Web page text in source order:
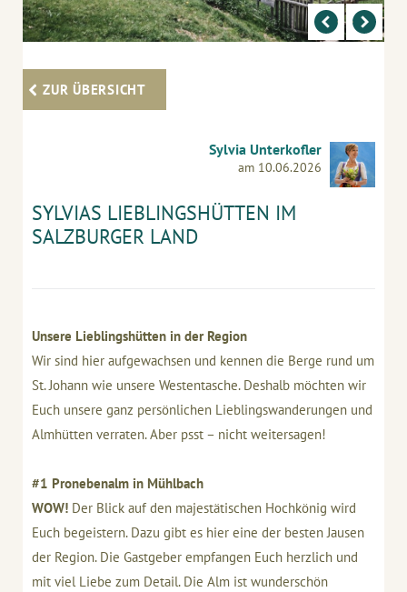
ZUR ÜBERSICHT
Sylvia Unterkofler
am 10.06.2026
SYLVIAS LIEBLINGSHÜTTEN IM
SALZBURGER LAND
Unsere Lieblingshütten in der Region
Wir sind hier aufgewachsen und kennen die Berge rund um
St. Johann wie unsere Westentasche. Deshalb möchten wir
Euch unsere ganz persönlichen Lieblingswanderungen und
Almhütten verraten. Aber psst – nicht weitersagen!
#1 Pronebenalm in Mühlbach
WOW! Der Blick auf den majestätischen Hochkönig wird
Euch begeistern. Dazu gibt es hier eine der besten Jausen
der Region. Die Gastgeber empfangen Euch herzlich und
mit viel Liebe zum Detail. Die Alm ist wunderschön